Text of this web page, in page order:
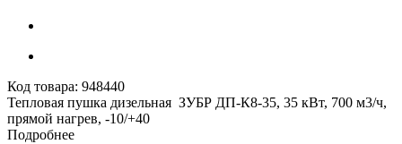
Код товара: 948440
Тепловая пушка дизельная ЗУБР ДП-К8-35, 35 кВт, 700 м3/ч,
прямой нагрев, -10/+40
Подробнее